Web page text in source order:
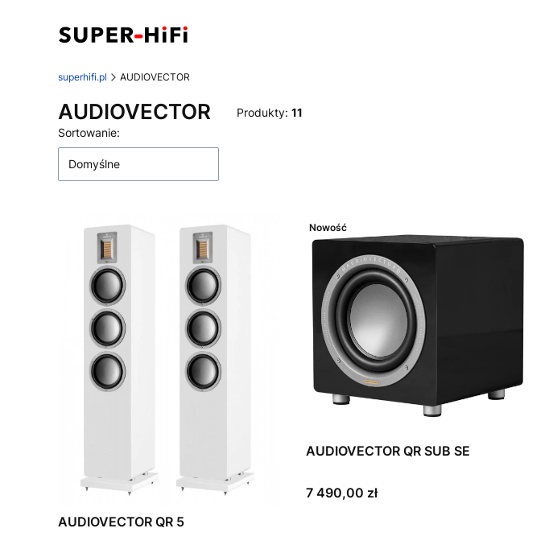
superhifi.pl AUDIOVECTOR
AUDIOVECTOR Produkty: 11
Lista produktów
Sortowanie:
Domyślne
AUDIOVECTOR QR 5
Nowość
AUDIOVECTOR QR SUB SE
Cena
7 490,00 zł